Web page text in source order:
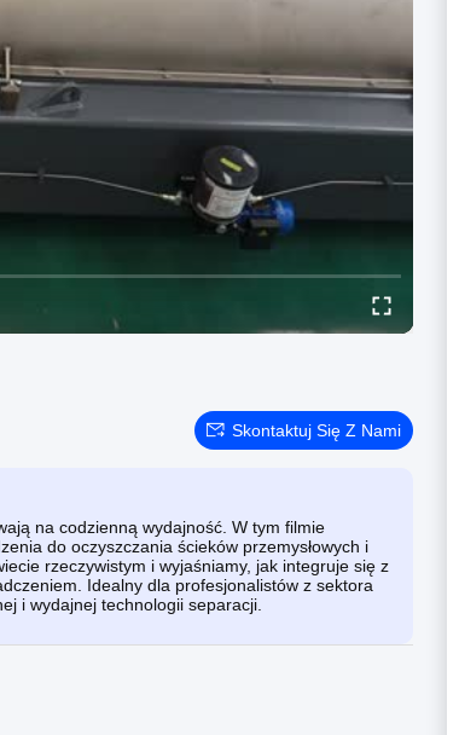
Skontaktuj Się Z Nami
na codzienną wydajność. W tym filmie
do oczyszczania ścieków przemysłowych i
rzeczywistym i wyjaśniamy, jak integruje się z
Idealny dla profesjonalistów z sektora
i wydajnej technologii separacji.